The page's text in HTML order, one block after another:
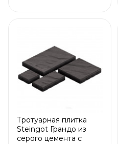
Тротуарная плитка
Steingot Грандо из
серого цемента с